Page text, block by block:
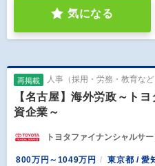
気になる
再掲載 人事（採用・労務・教育など
【名古屋】海外労政～ト
資企業～
トヨタファイナンシャルサ
800万円～1049万円
東京都 / 愛